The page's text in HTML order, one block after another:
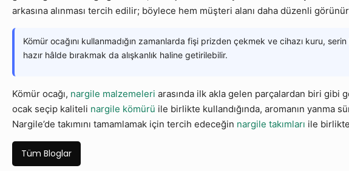
arkasına alınması tercih edilir; böylece hem müşteri alanı daha düzenli
Kömür ocağını kullanmadığın zamanlarda fişi prizden çekmek ve cihazı kuru,
hazır hâlde bırakmak da alışkanlık haline getirilebilir.
Kömür ocağı, nargile malzemeleri arasında ilk akla gelen parçalardan biri gibi
ocak seçip kaliteli nargile kömürü ile birlikte kullandığında, aromanın yanma
Nargile’de takımını tamamlamak için tercih edeceğin nargile takımları ile
Tüm Bloglar